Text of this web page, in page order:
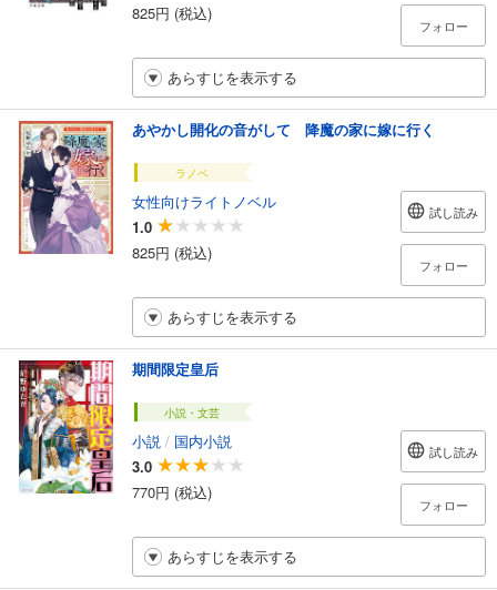
825円 (税込)
フォロー
あらすじを表示する
あやかし開化の音がして 降魔の家に嫁に行く
ラノベ
女性向けライトノベル
1.0
825円 (税込)
試し読み
フォロー
あらすじを表示する
期間限定皇后
小説・文芸
小説 / 国内小説
3.0
770円 (税込)
試し読み
フォロー
あらすじを表示する